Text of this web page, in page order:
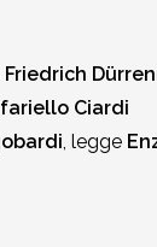
Friedrich
Ciardi
, legge